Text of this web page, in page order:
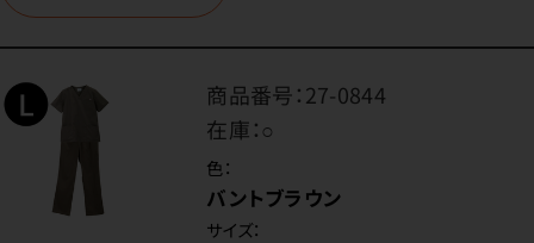
商品番号：27-0844
在庫：○
色：
バントブラウン
サイズ：